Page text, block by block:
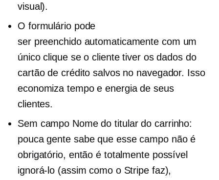
visual).
O formulário pode
ser preenchido automaticamente com um
único clique se o cliente tiver os dados do
cartão de crédito salvos no navegador. Isso
economiza tempo e energia de seus
clientes.
Sem campo Nome do titular do carrinho:
pouca gente sabe que esse campo não é
obrigatório, então é totalmente possível
ignorá-lo (assim como o Stripe faz),